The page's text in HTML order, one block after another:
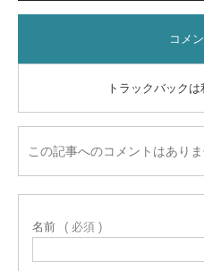
コメ
トラックバックは
この記事へのコメントはありま
名前 ( 必須 )